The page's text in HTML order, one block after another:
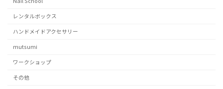
レンタルボックス
ハンドメイドアクセサリー
mutsumi
ワークショップ
その他